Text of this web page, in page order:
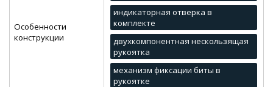
Особенности
конструкции
индикаторная отверка в
комплекте
двухкомпонентная нескользящая
рукоятка
механизм фиксации биты в
рукоятке